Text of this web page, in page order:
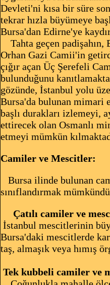
Devleti'ni kısa bir süre
tekrar hızla büyümeye
Bursa'dan Edirne'ye
Tahta geçen
Orhan Gazi Camii'in
çığır açan Üç Şerefeli
bulunduğunu
gözünde, İstanbul yolu
Bursa'da bulunan mimari
başlı durakları izlemeyi,
ettirecek olan Osmanlı
etmeyi mümkün
Camiler ve Mescitler:
Bursa ilinde bulunan
sınıflandırmak
Çatılı camiler ve
İstanbul mescitlerinin
Bursa'daki mescitlerde
taş, almaşık veya hımış
Tek kubbeli camiler ve